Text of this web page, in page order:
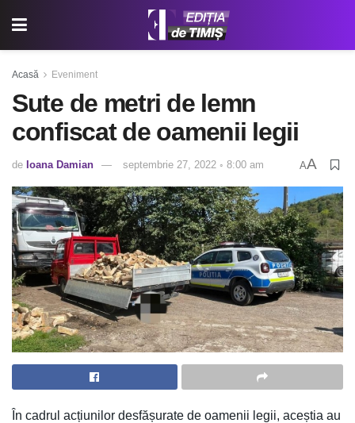
Acasă Eveniment
Sute de metri de lemn
confiscat de oamenii legii
de Ioana Damian septembrie 27, 2022 ◦ 8:00 am AA
În cadrul acțiunilor desfășurate de oamenii legii, aceștia au